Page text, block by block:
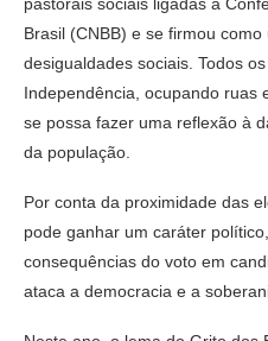
Brasil (CNBB) e se firmou
desigualdades sociais. Todos
Independência, ocupando ruas
se possa fazer uma reflexão à
da população.
Por conta da proximidade das
pode ganhar um caráter
consequências do voto em
ataca a democracia e a